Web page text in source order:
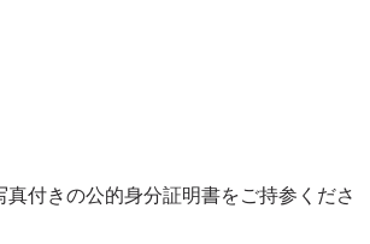
付きの公的身分証明書をご持参くださ